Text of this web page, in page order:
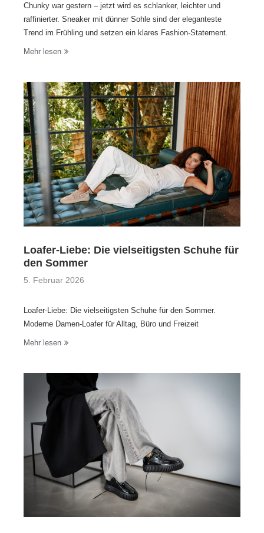
Chunky war gestern – jetzt wird es schlanker, leichter und
raffinierter. Sneaker mit dünner Sohle sind der eleganteste
Trend im Frühling und setzen ein klares Fashion-Statement.
Mehr lesen
Loafer-Liebe: Die vielseitigsten Schuhe für
den Sommer
5. Februar 2026
Loafer-Liebe: Die vielseitigsten Schuhe für den Sommer.
Moderne Damen-Loafer für Alltag, Büro und Freizeit
Mehr lesen